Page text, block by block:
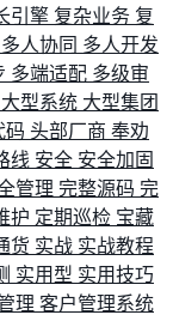
引擎 复杂业务 复
多人协同 多人开发
多端适配 多级审
大型系统 大型集团
码 头部厂商 奉劝
线 安全 安全加固
管理 完整源码 完
护 定期巡检 宝藏
货 实战 实战教程
实用型 实用技巧
理 客户管理系统